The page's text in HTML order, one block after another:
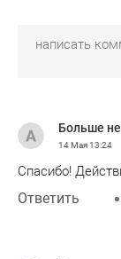
Больше
14 Мая13:24
Спасибо!
Ответить